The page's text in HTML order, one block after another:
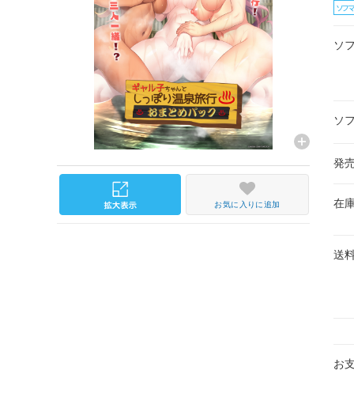
ソフ
ソ
ソ
発
在
送
お
お気に入りに追加